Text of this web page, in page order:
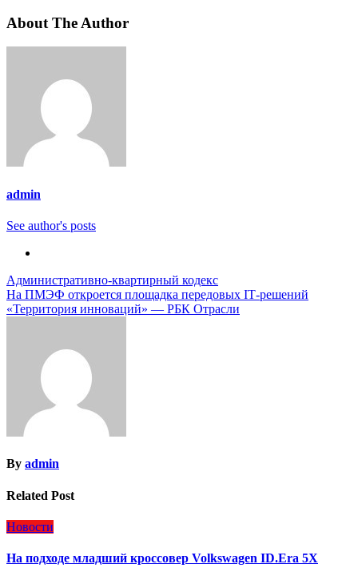
About The Author
admin
See author's posts
Навигация
по
Административно-квартирный кодекс
На ПМЭФ откроется площадка передовых IТ-решений
«Территория инноваций» — РБК Отрасли
By admin
Related Post
Новости
На подходе младший кроссовер Volkswagen ID.Era 5X